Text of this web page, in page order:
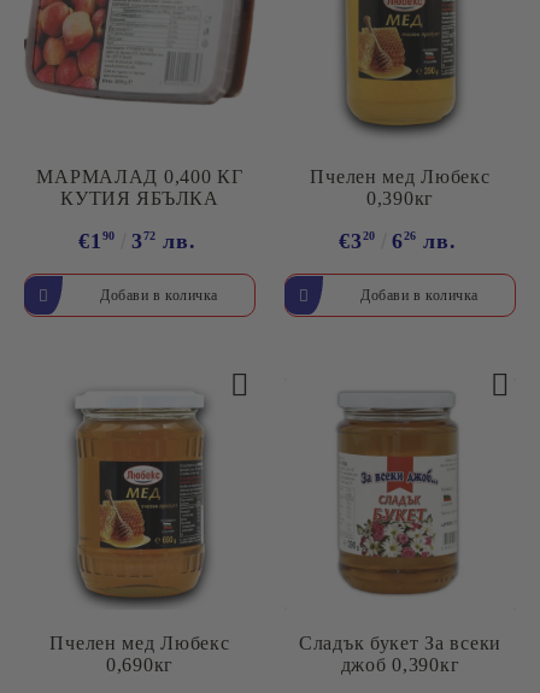
МАРМАЛАД 0,400 КГ
КУТИЯ ЯБЪЛКА
€190 372 лв.
Пчелен мед Любекс
0,390кг
€320 626 лв.
Пчелен мед Любекс
0,690кг
Сладък букет За всеки
джоб 0,390кг